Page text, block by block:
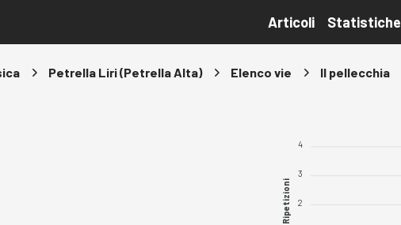
Articoli Statistiche
Petrella Liri (Petrella Alta) Elenco vie Il pellecchia
4
3
2
Ripetizioni